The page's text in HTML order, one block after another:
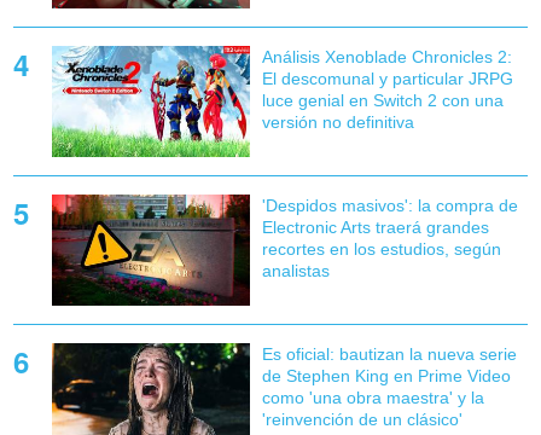
Análisis Xenoblade Chronicles 2:
El descomunal y particular JRPG
luce genial en Switch 2 con una
versión no definitiva
'Despidos masivos': la compra de
Electronic Arts traerá grandes
recortes en los estudios, según
analistas
Es oficial: bautizan la nueva serie
de Stephen King en Prime Video
como 'una obra maestra' y la
'reinvención de un clásico'